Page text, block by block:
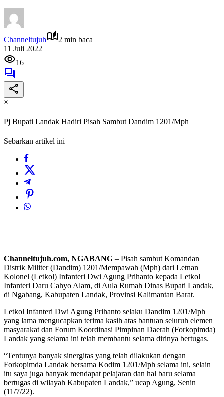
Channeltujuh
2 min baca
11 Juli 2022
16
×
Pj Bupati Landak Hadiri Pisah Sambut Dandim 1201/Mph
Sebarkan artikel ini
Channeltujuh.com, NGABANG – Pisah sambut Komandan
Distrik Militer (Dandim) 1201/Mempawah (Mph) dari Letnan
Kolonel (Letkol) Infanteri Dwi Agung Prihanto kepada Letkol
Infanteri Daru Cahyo Alam, di Aula Rumah Dinas Bupati Landak,
di Ngabang, Kabupaten Landak, Provinsi Kalimantan Barat.
Letkol Infanteri Dwi Agung Prihanto selaku Dandim 1201/Mph
yang lama mengucapkan terima kasih atas bantuan seluruh elemen
masyarakat dan Forum Koordinasi Pimpinan Daerah (Forkopimda)
Landak yang selama ini telah membantu selama dirinya bertugas.
“Tentunya banyak sinergitas yang telah dilakukan dengan
Forkopimda Landak bersama Kodim 1201/Mph selama ini, selain
itu saya juga banyak mendapat pelajaran dan hal baru selama
bertugas di wilayah Kabupaten Landak,” ucap Agung, Senin
(11/7/22).